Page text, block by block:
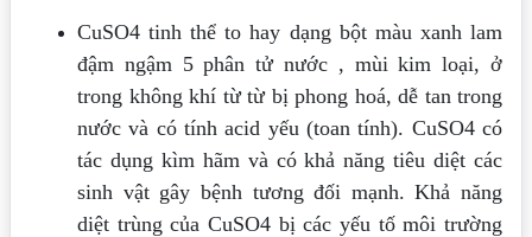
CuSO4 tinh thể to hay dạng bột màu xanh lam
đậm ngậm 5 phân tử nước , mùi kim loại, ở
trong không khí từ từ bị phong hoá, dễ tan trong
nước và có tính acid yếu (toan tính). CuSO4 có
tác dụng kìm hãm và có khả năng tiêu diệt các
sinh vật gây bệnh tương đối mạnh. Khả năng
diệt trùng của CuSO4 bị các yếu tố môi trường